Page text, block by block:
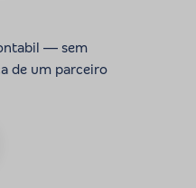
— sem
de um parceiro